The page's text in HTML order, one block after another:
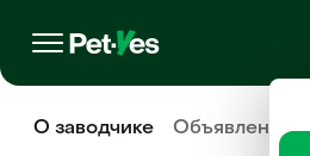
О заводчике Объявления